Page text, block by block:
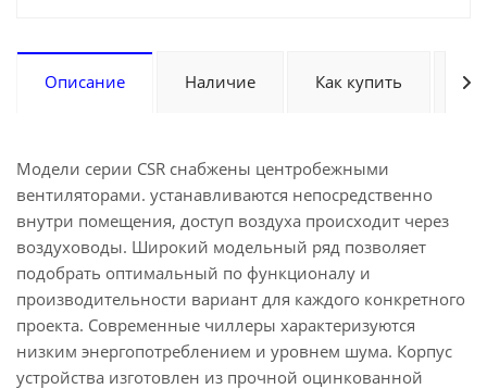
Описание Наличие Как купить
Модели серии CSR снабжены центробежными
вентиляторами. устанавливаются непосредственно
внутри помещения, доступ воздуха происходит через
воздуховоды. Широкий модельный ряд позволяет
подобрать оптимальный по функционалу и
производительности вариант для каждого конкретного
проекта. Современные чиллеры характеризуются
низким энергопотреблением и уровнем шума. Корпус
устройства изготовлен из прочной оцинкованной